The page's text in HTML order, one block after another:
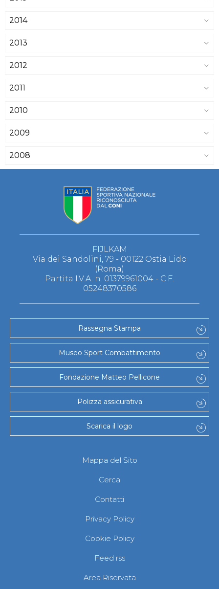
2014
2013
2012
2011
2010
2009
2008
FIJLKAM
Via dei Sandolini, 79 - 00122 Ostia Lido
(Roma)
Partita I.V.A. n. 01379961004 - C.F.
05248370586
Rassegna Stampa
Museo Sport Combattimento
Fondazione Matteo Pellicone
Polizza assicurativa
Scarica il logo
Mappa del Sito
Cerca
Contatti
Privacy Policy
Cookie Policy
Feed rss
Area Riservata